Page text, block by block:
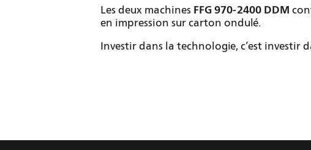
Les deux machines FFG 970-2400 DDM
en impression sur carton ondulé.
Investir dans la technologie, c’est investir